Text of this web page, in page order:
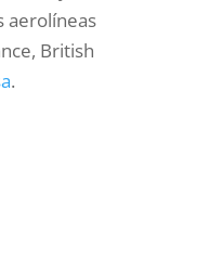
aerolíneas
British
.